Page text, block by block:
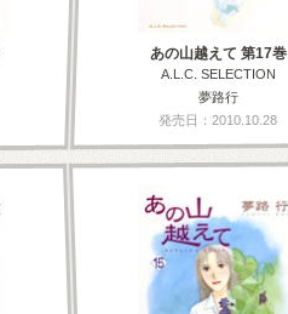
あの山越えて 第17巻
A.L.C. SELECTION
夢路行
発売日：2010.10.28